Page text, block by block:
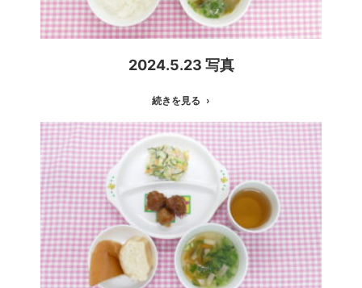
2024.5.23 写真
続きを見る